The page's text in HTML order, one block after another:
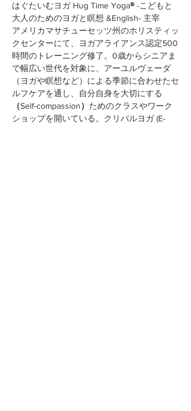
はぐたいむヨガ Hug Time Yoga®︎ -こどもと
大人のためのヨガと瞑想 &English- 主宰
アメリカマサチューセッツ州のホリスティッ
クセンターにて、ヨガアライアンス認定500
時間のトレーニング修了。0歳からシニアま
で幅広い世代を対象に、アーユルヴェーダ
（ヨガや瞑想など）による季節に合わせたセ
ルフケアを通し、自分自身を大切にする
（Self-compassion） ためのクラスやワーク
ショップを開いている。クリパルヨガ (E-